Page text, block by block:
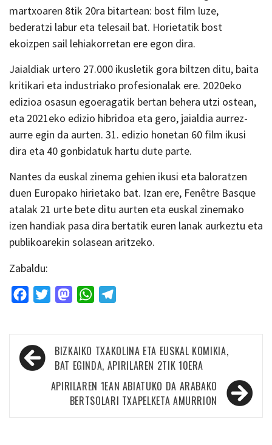
martxoaren 8tik 20ra bitartean: bost film luze,
bederatzi labur eta telesail bat. Horietatik bost
ekoizpen sail lehiakorretan ere egon dira.
Jaialdiak urtero 27.000 ikusletik gora biltzen ditu, baita
kritikari eta industriako profesionalak ere. 2020eko
edizioa osasun egoeragatik bertan behera utzi ostean,
eta 2021eko edizio hibridoa eta gero, jaialdia aurrez-
aurre egin da aurten. 31. edizio honetan 60 film ikusi
dira eta 40 gonbidatuk hartu dute parte.
Nantes da euskal zinema gehien ikusi eta baloratzen
duen Europako hirietako bat. Izan ere, Fenêtre Basque
atalak 21 urte bete ditu aurten eta euskal zinemako
izen handiak pasa dira bertatik euren lanak aurkeztu eta
publikoarekin solasean aritzeko.
Zabaldu:
FacebookTwitterMastodonWhatsApp
Bidalketetan
zehar
nabigatu
BIZKAIKO TXAKOLINA ETA EUSKAL KOMIKIA,
BAT EGINDA, APIRILAREN 2TIK 10ERA
APIRILAREN 1EAN ABIATUKO DA ARABAKO
BERTSOLARI TXAPELKETA AMURRION